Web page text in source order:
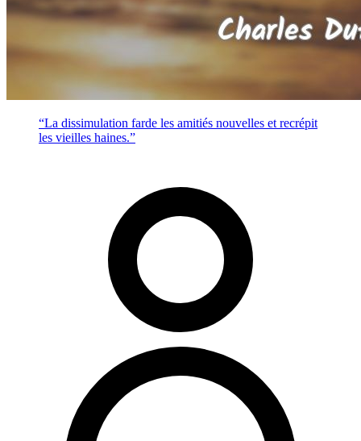
“La dissimulation farde les amitiés nouvelles et recrépit
les vieilles haines.”